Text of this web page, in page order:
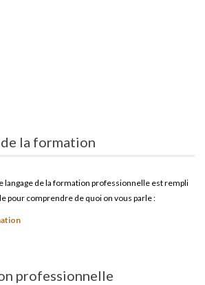
la formation
le langage de la formation professionnelle est rempli
pour comprendre de quoi on vous parle :
professionnelle